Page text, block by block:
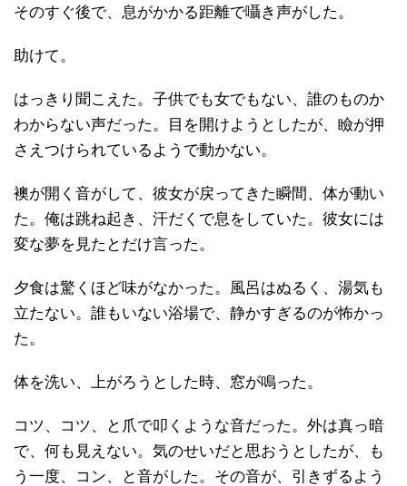
そのすぐ後で、息がかかる距離で囁き声がした。
助けて。
はっきり聞こえた。子供でも女でもない、誰のものか
わからない声だった。目を開けようとしたが、瞼が押
さえつけられているようで動かない。
襖が開く音がして、彼女が戻ってきた瞬間、体が動い
た。俺は跳ね起き、汗だくで息をしていた。彼女には
変な夢を見たとだけ言った。
夕食は驚くほど味がなかった。風呂はぬるく、湯気も
立たない。誰もいない浴場で、静かすぎるのが怖かっ
た。
体を洗い、上がろうとした時、窓が鳴った。
コツ、コツ、と爪で叩くような音だった。外は真っ暗
で、何も見えない。気のせいだと思おうとしたが、も
う一度、コン、と音がした。その音が、引きずるよう